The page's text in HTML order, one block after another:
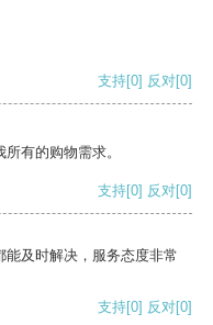
支持[0] 反对[0]
有的购物需求。
支持[0] 反对[0]
及时解决，服务态度非常
支持[0] 反对[0]